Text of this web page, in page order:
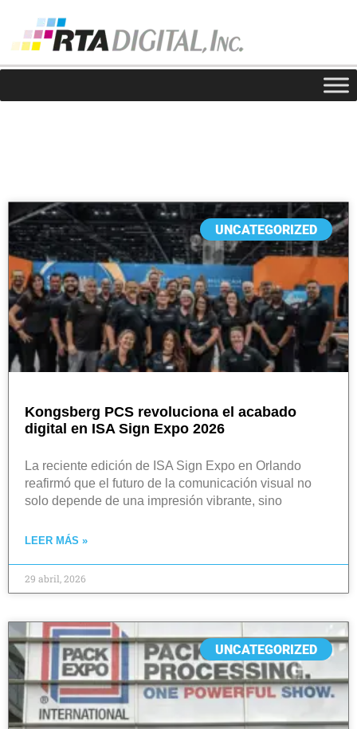
UNCATEGORIZED
Kongsberg PCS revoluciona el acabado
digital en ISA Sign Expo 2026
La reciente edición de ISA Sign Expo en Orlando
reafirmó que el futuro de la comunicación visual no
solo depende de una impresión vibrante, sino
LEER MÁS »
29 abril, 2026
UNCATEGORIZED